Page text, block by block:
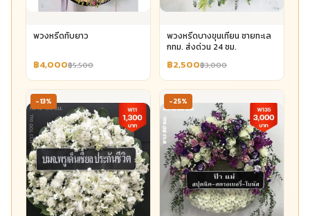
พวงหรีดทับยาว
฿4,000฿5,500
พวงหรีดบางขุนเทียน ชายทะเล
กทม. ส่งด่วน 24 ชม.
฿2,500฿3,000
-13% -25%